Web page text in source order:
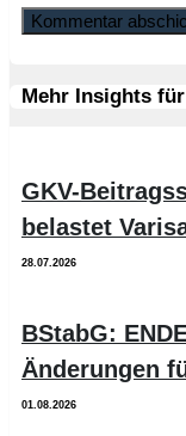
Mehr Insights
GKV-
belastet
28.07.2026
BStabG:
Änderungen
01.08.2026